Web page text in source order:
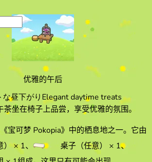
优雅的午后
昼下がり Elegant daytime treats
坐在椅子上品尝，享受优雅的氛围。
宝可梦 Pokopia》中的栖息地之一。它由
）× 1、 桌子（任意） × 1、